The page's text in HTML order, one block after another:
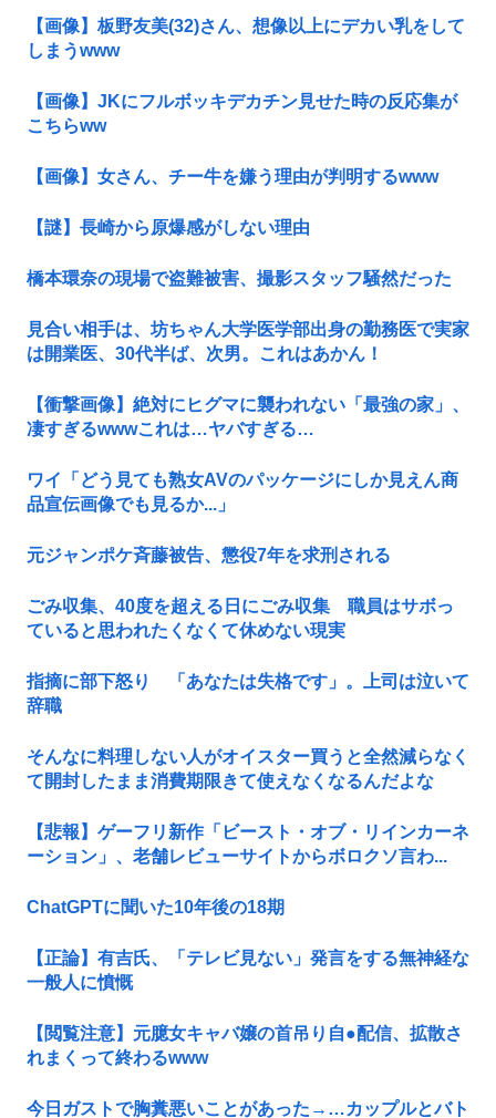
【画像】板野友美(32)さん、想像以上にデカい乳をして
しまうwww
【画像】JKにフルボッキデカチン見せた時の反応集が
こちらww
【画像】女さん、チー牛を嫌う理由が判明するwww
【謎】長崎から原爆感がしない理由
橋本環奈の現場で盗難被害、撮影スタッフ騒然だった
見合い相手は、坊ちゃん大学医学部出身の勤務医で実家
は開業医、30代半ば、次男。これはあかん！
【衝撃画像】絶対にヒグマに襲われない「最強の家」、
凄すぎるwwwこれは…ヤバすぎる…
ワイ「どう見ても熟女AVのパッケージにしか見えん商
品宣伝画像でも見るか...」
元ジャンポケ斉藤被告、懲役7年を求刑される
ごみ収集、40度を超える日にごみ収集 職員はサボっ
ていると思われたくなくて休めない現実
指摘に部下怒り 「あなたは失格です」。上司は泣いて
辞職
そんなに料理しない人がオイスター買うと全然減らなく
て開封したまま消費期限きて使えなくなるんだよな
【悲報】ゲーフリ新作「ビースト・オブ・リインカーネ
ーション」、老舗レビューサイトからボロクソ言わ...
ChatGPTに聞いた10年後の18期
【正論】有吉氏、「テレビ見ない」発言をする無神経な
一般人に憤慨
【閲覧注意】元臆女キャバ嬢の首吊り自●配信、拡散さ
れまくって終わるwww
今日ガストで胸糞悪いことがあった→…カップルとバト